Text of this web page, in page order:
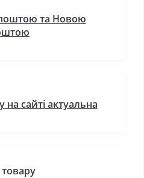
та Новою
на сайті актуальна